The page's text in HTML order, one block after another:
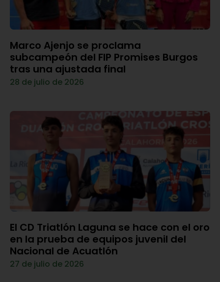
Marco Ajenjo se proclama
subcampeón del FIP Promises Burgos
tras una ajustada final
28 de julio de 2026
El CD Triatlón Laguna se hace con el oro
en la prueba de equipos juvenil del
Nacional de Acuatlón
27 de julio de 2026